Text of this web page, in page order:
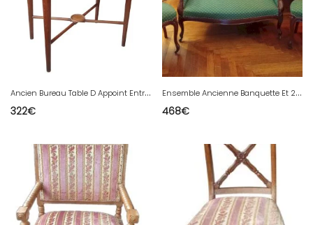
A
ncien Bureau Table D Appoint Entretoise Restauration 1 Tiroir 19 Ème Siècle
322€
E
nsemble Ancienne Banquette Et 2 Chaise Louis Philippe Salon Ancien
468€